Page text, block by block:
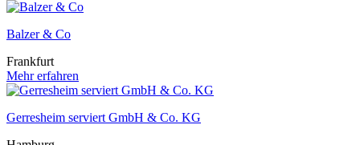
Balzer & Co
Frankfurt
Mehr erfahren
Gerresheim serviert GmbH & Co. KG